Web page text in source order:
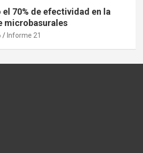
el 70% de efectividad en la
microbasurales
Informe 21